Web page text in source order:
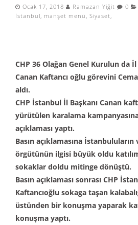
Ocak 17, 2018 Ramazan Yiğit 0
İstanbul, manşet menü , Siyaset,
CHP 36 Olağan Genel Kurulun da İl
Canan Kaftancı oğlu görevini
aldı.
CHP İstanbul İl Başkanı Canan
yürütülen karalama
açıklaması yaptı.
Basın açıklamasına
örgütünün ilgisi büyük oldu
sokaklar doldu mitinge dönüştü.
Basın açıklaması sonrası CHP
Kaftancıoğlu sokaga taşan
üstünden bir konuşma yaparak
konuşma yaptı.